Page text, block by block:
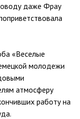
даже Фрау
«Веселые
молодежи
атмосферу
работу на